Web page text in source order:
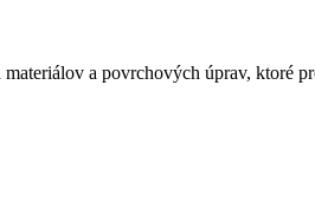
a povrchových úprav, ktoré